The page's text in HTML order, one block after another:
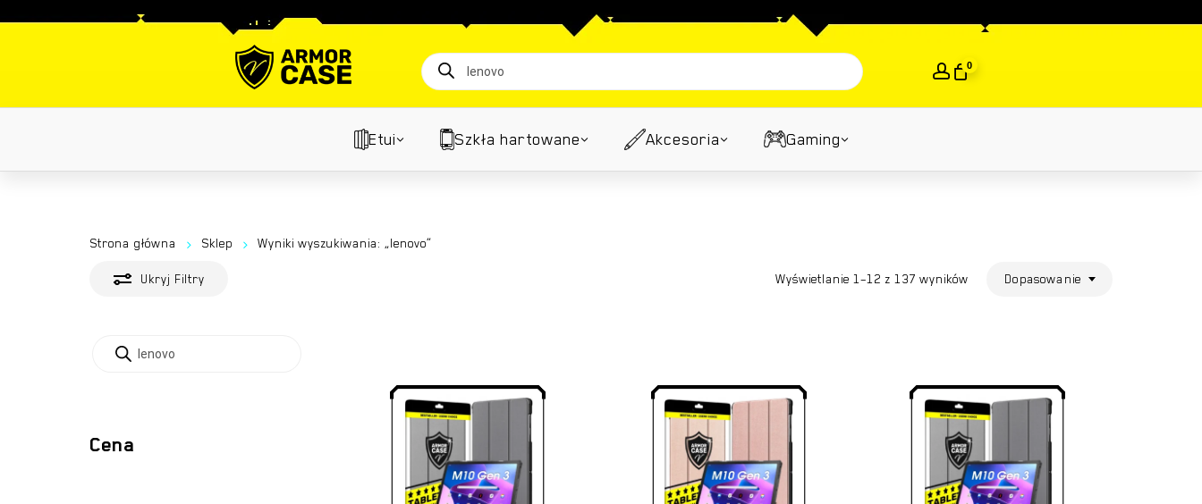
Wyszukiwarka
produktów
0
Etui Szkła hartowane Akcesoria Gaming
Strona główna Sklep Wyniki wyszukiwania: „lenovo”
Ukryj Filtry Wyświetlanie 1–12 z 137 wyników Dopasowanie
produktów
Cena
Ten